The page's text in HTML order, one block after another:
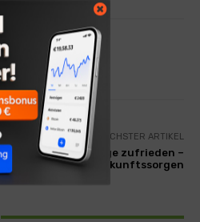
Twitter
NÄCHSTER ARTIKEL
Selbstständige zufrieden –
haben aber Zukunftssorgen